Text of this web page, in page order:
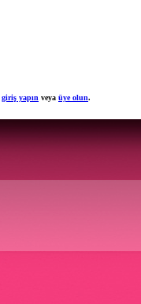
giriş yapın veya üye olun.